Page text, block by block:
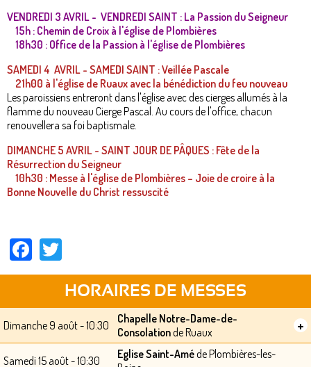
VENDREDI 3 AVRIL - VENDREDI SAINT : La Passion du Seigneur
15h : Chemin de Croix à l'église de Plombières
18h30 : Office de la Passion à l'église de Plombières
SAMEDI 4 AVRIL - SAMEDI SAINT : Veillée Pascale
21h00 à l'église de Ruaux avec la bénédiction du feu nouveau
Les paroissiens entreront dans l'église avec des cierges allumés à la
flamme du nouveau Cierge Pascal. Au cours de l'office, chacun
renouvellera sa foi baptismale.
DIMANCHE 5 AVRIL - SAINT JOUR DE PÂQUES : Fête de la
Résurrection du Seigneur
10h30 : Messe à l'église de Plombières – Joie de croire à la
Bonne Nouvelle du Christ ressuscité
Facebook
HORAIRES DE MESSES
Dimanche 9 août - 10:30
Chapelle Notre-Dame-de-
Consolationde Ruaux +
Samedi 15 août - 10:30 Eglise Saint-Améde Plombières-les-